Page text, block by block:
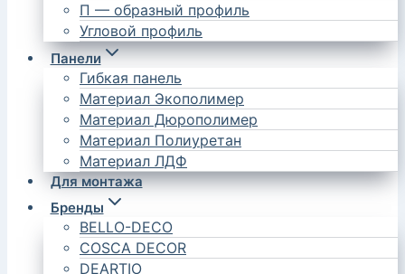
П — образный профиль
Угловой профиль
Панели
Гибкая панель
Материал Экополимер
Материал Дюрополимер
Материал Полиуретан
Материал ЛДФ
Для монтажа
Бренды
BELLO-DECO
COSCA DECOR
DEARTIO